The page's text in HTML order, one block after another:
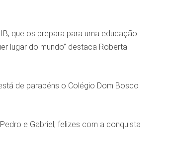
que os prepara para uma educação
lugar do mundo” destaca Roberta
de parabéns o Colégio Dom Bosco
e Gabriel; felizes com a conquista